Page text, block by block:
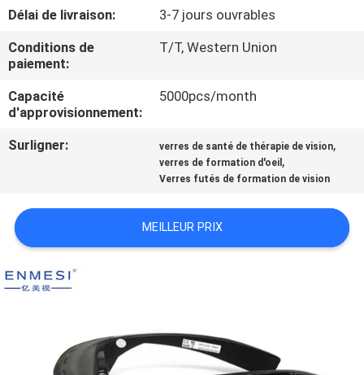
NOUVELLES
CAS
DEMANDEZ
SHOPPING
ONLINE
Délai de livraison:
3-7 jours ouvrables
Conditions de
paiement:
T/T, Western Union
Capacité
d'approvisionnement:
5000pcs/month
Surligner: verres de santé de thérapie de vision,
verres de formation d'oeil ,
Verres futés de formation de vision
MEILLEUR PRIX